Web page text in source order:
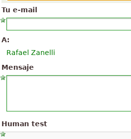
Tu e-mail
A:
Rafael Zanelli
Mensaje
Human test